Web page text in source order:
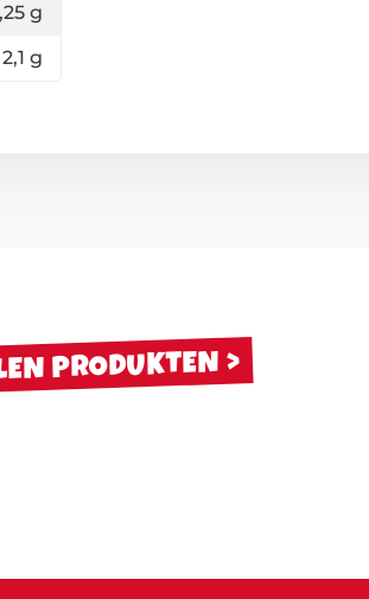
g
2,1 g
PRODUKTEN